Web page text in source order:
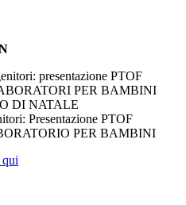
presentazione PTOF
PER BAMBINI
DI NATALE
Presentazione PTOF
PER BAMBINI